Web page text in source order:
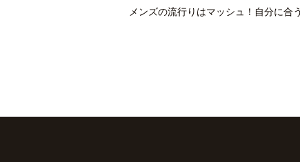
メンズの流行りはマッシュ！自分に合